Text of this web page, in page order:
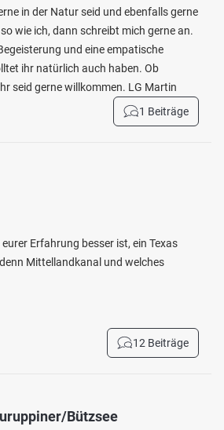
in der Natur seid und ebenfalls gerne
wie ich, dann schreibt mich gerne an.
und eine empatische
ihr natürlich auch haben. Ob
seid gerne willkommen. LG Martin
1 Beiträge
Erfahrung besser ist, ein Texas
Mittellandkanal und welches
12 Beiträge
Bützsee